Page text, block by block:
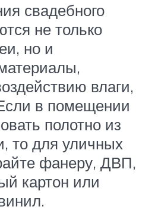
свадебного
не только
но и
влаги,
в помещении
полотно из
то для уличных
фанеру, ДВП,
картон или